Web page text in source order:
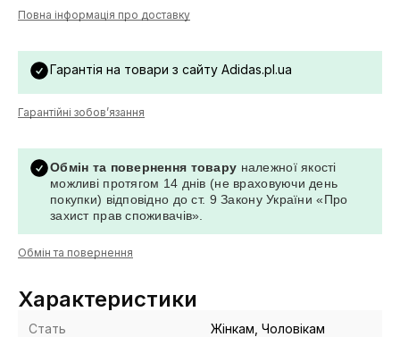
Повна інформація про доставку
Гарантія на товари з сайту Adidas.pl.ua
Гарантійні зобов’язання
Обмін та повернення товару належної якості
можливі протягом 14 днів (не враховуючи день
покупки) відповідно до ст. 9 Закону України «Про
захист прав споживачів».
Обмін та повернення
Характеристики
Стать Жінкам, Чоловікам